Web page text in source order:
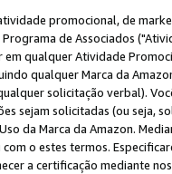
promocional, de
de Associados
em qualquer Atividade
qualquer Marca da
solicitação verbal).
sejam solicitadas (ou seja,
da Marca da Amazon.
o estes termos.
a certificação mediante